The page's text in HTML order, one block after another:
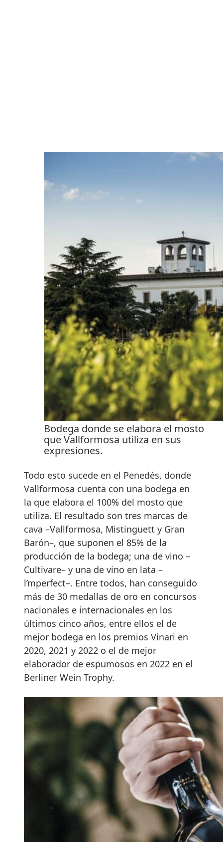
Bodega donde se elabora el mosto
que Vallformosa utiliza en sus
expresiones.
Todo esto sucede en el Penedés, donde
Vallformosa cuenta con una bodega en
la que elabora el 100% del mosto que
utiliza. El resultado son tres marcas de
cava –Vallformosa, Mistinguett y Gran
Barón–, que suponen el 85% de la
producción de la bodega; una de vino –
Cultivare– y una de vino en lata –
l’mperfect–. Entre todos, han conseguido
más de 30 medallas de oro en concursos
nacionales e internacionales en los
últimos cinco años, entre ellos el de
mejor bodega en los premios Vinari en
2020, 2021 y 2022 o el de mejor
elaborador de espumosos en 2022 en el
Berliner Wein Trophy.